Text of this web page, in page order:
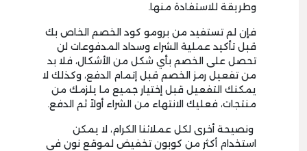
وطريقة للاستفادة منها.
فإن لم تستفيد من برومو كود الخصم الخاص بك
قبل تأكيد عملية الشراء وسداد المدفوعات لن
تحصل على الخصم بأي شكل من الأشكال، فلا بد
من تفعيل رمز الخصم قبل إتمام الدفع، وكذلك لا
يمكنك التفعيل قبل إختيار جميع ما يلزمك من
منتجات، فعليك الانتهاء من الشراء أولاً ثم الدفع.
ونصيحة أخرى لكل عملائنا الكرام، لا يمكن
استخدام أكثر من كوبون تخفيض لموقع نون في